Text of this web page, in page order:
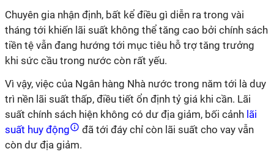
Chuyên gia nhận định, bất kể điều gì diễn ra trong vài
tháng tới khiến lãi suất không thể tăng cao bởi chính sách
tiền tệ vẫn đang hướng tới mục tiêu hỗ trợ tăng trưởng
khi sức cầu trong nước còn rất yếu.
Vì vậy, việc của Ngân hàng Nhà nước trong năm tới là duy
trì nền lãi suất thấp, điều tiết ổn định tỷ giá khi cần. Lãi
suất chính sách hiện không có dư địa giảm, bối cảnh lãi
suất huy động
đã tới đáy chỉ còn lãi suất cho vay vẫn
còn dư địa giảm.